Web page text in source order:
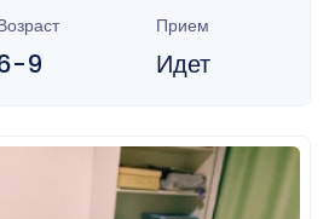
9
Прием
Идет